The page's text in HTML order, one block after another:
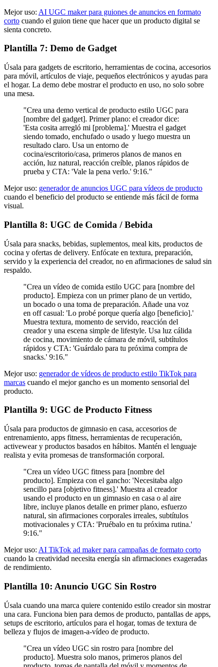
Mejor uso: AI UGC maker para guiones de anuncios en formato
corto cuando el guion tiene que hacer que un producto digital se
sienta concreto.
Plantilla 7: Demo de Gadget
Úsala para gadgets de escritorio, herramientas de cocina, accesorios
para móvil, artículos de viaje, pequeños electrónicos y ayudas para
el hogar. La demo debe mostrar el producto en uso, no solo sobre
una mesa.
"Crea una demo vertical de producto estilo UGC para
[nombre del gadget]. Primer plano: el creador dice:
'Esta cosita arregló mi [problema].' Muestra el gadget
siendo tomado, enchufado o usado y luego muestra un
resultado claro. Usa un entorno de
cocina/escritorio/casa, primeros planos de manos en
acción, luz natural, reacción creíble, planos rápidos de
prueba y CTA: 'Vale la pena verlo.' 9:16."
Mejor uso: generador de anuncios UGC para vídeos de producto
cuando el beneficio del producto se entiende más fácil de forma
visual.
Plantilla 8: UGC de Comida / Bebida
Úsala para snacks, bebidas, suplementos, meal kits, productos de
cocina y ofertas de delivery. Enfócate en textura, preparación,
servido y la experiencia del creador, no en afirmaciones de salud sin
respaldo.
"Crea un vídeo de comida estilo UGC para [nombre del
producto]. Empieza con un primer plano de un vertido,
un bocado o una toma de preparación. Añade una voz
en off casual: 'Lo probé porque quería algo [beneficio].'
Muestra textura, momento de servido, reacción del
creador y una escena simple de lifestyle. Usa luz cálida
de cocina, movimiento de cámara de móvil, subtítulos
rápidos y CTA: 'Guárdalo para tu próxima compra de
snacks.' 9:16."
Mejor uso: generador de vídeos de producto estilo TikTok para
marcas cuando el mejor gancho es un momento sensorial del
producto.
Plantilla 9: UGC de Producto Fitness
Úsala para productos de gimnasio en casa, accesorios de
entrenamiento, apps fitness, herramientas de recuperación,
activewear y productos basados en hábitos. Mantén el lenguaje
realista y evita promesas de transformación corporal.
"Crea un vídeo UGC fitness para [nombre del
producto]. Empieza con el gancho: 'Necesitaba algo
sencillo para [objetivo fitness].' Muestra al creador
usando el producto en un gimnasio en casa o al aire
libre, incluye planos detalle en primer plano, esfuerzo
natural, sin afirmaciones corporales irreales, subtítulos
motivacionales y CTA: 'Pruébalo en tu próxima rutina.'
9:16."
Mejor uso: AI TikTok ad maker para campañas de formato corto
cuando la creatividad necesita energía sin afirmaciones exageradas
de rendimiento.
Plantilla 10: Anuncio UGC Sin Rostro
Úsala cuando una marca quiere contenido estilo creador sin mostrar
una cara. Funciona bien para demos de producto, pantallas de apps,
setups de escritorio, artículos para el hogar, tomas de textura de
belleza y flujos de imagen-a-vídeo de producto.
"Crea un vídeo UGC sin rostro para [nombre del
producto]. Muestra solo manos, primeros planos del